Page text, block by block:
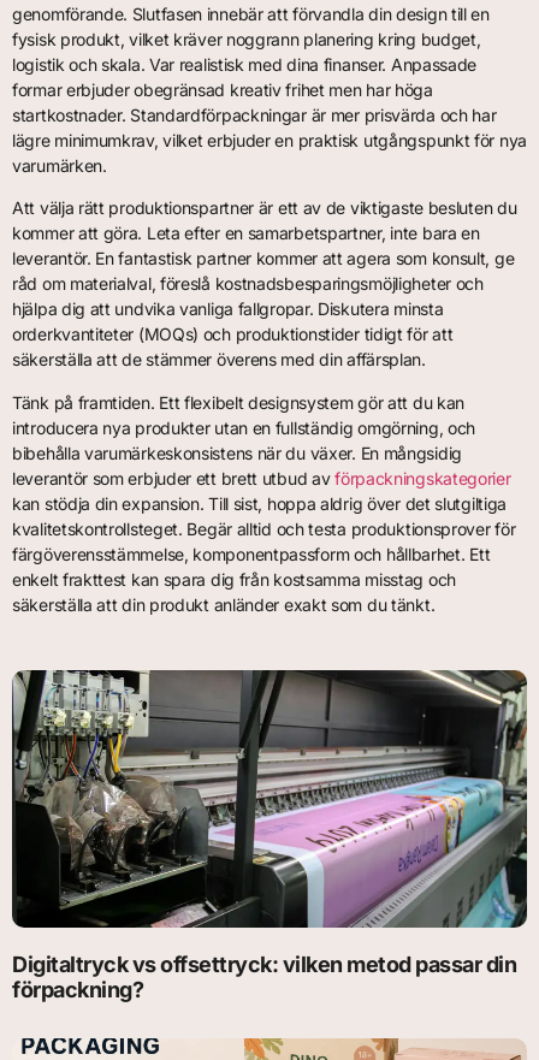
genomförande. Slutfasen innebär att förvandla din design till en
fysisk produkt, vilket kräver noggrann planering kring budget,
logistik och skala. Var realistisk med dina finanser. Anpassade
formar erbjuder obegränsad kreativ frihet men har höga
startkostnader. Standardförpackningar är mer prisvärda och har
lägre minimumkrav, vilket erbjuder en praktisk utgångspunkt för nya
varumärken.
Att välja rätt produktionspartner är ett av de viktigaste besluten du
kommer att göra. Leta efter en samarbetspartner, inte bara en
leverantör. En fantastisk partner kommer att agera som konsult, ge
råd om materialval, föreslå kostnadsbesparingsmöjligheter och
hjälpa dig att undvika vanliga fallgropar. Diskutera minsta
orderkvantiteter (MOQs) och produktionstider tidigt för att
säkerställa att de stämmer överens med din affärsplan.
Tänk på framtiden. Ett flexibelt designsystem gör att du kan
introducera nya produkter utan en fullständig omgörning, och
bibehålla varumärkeskonsistens när du växer. En mångsidig
leverantör som erbjuder ett brett utbud avförpackningskategorier
kan stödja din expansion. Till sist, hoppa aldrig över det slutgiltiga
kvalitetskontrollsteget. Begär alltid och testa produktionsprover för
färgöverensstämmelse, komponentpassform och hållbarhet. Ett
enkelt frakttest kan spara dig från kostsamma misstag och
säkerställa att din produkt anländer exakt som du tänkt.
Digitaltryck vs offsettryck: vilken metod passar din
förpackning?